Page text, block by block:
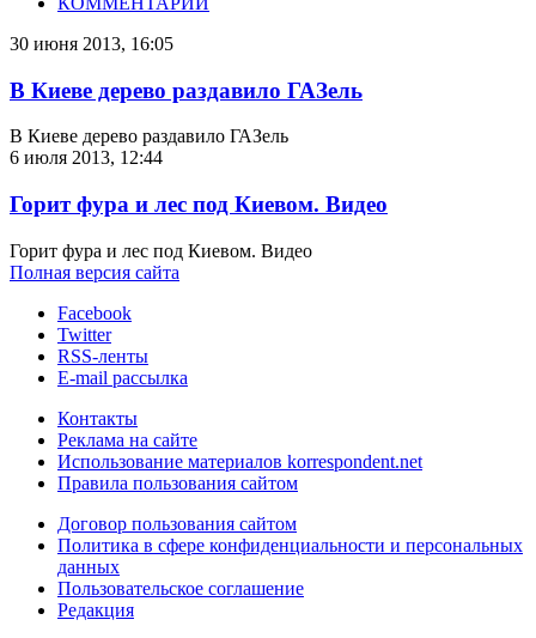
30 июня 2013, 16:05
В Киеве дерево раздавило ГАЗель
В Киеве дерево раздавило ГАЗель
6 июля 2013, 12:44
Горит фура и лес под Киевом. Видео
Горит фура и лес под Киевом. Видео
Полная версия сайта
Facebook
Twitter
RSS-ленты
E-mail рассылка
Контакты
Реклама на сайте
Использование материалов korrespondent.net
Правила пользования сайтом
Договор пользования сайтом
Политика в сфере конфиденциальности и персональных
данных
Пользовательское соглашение
Редакция